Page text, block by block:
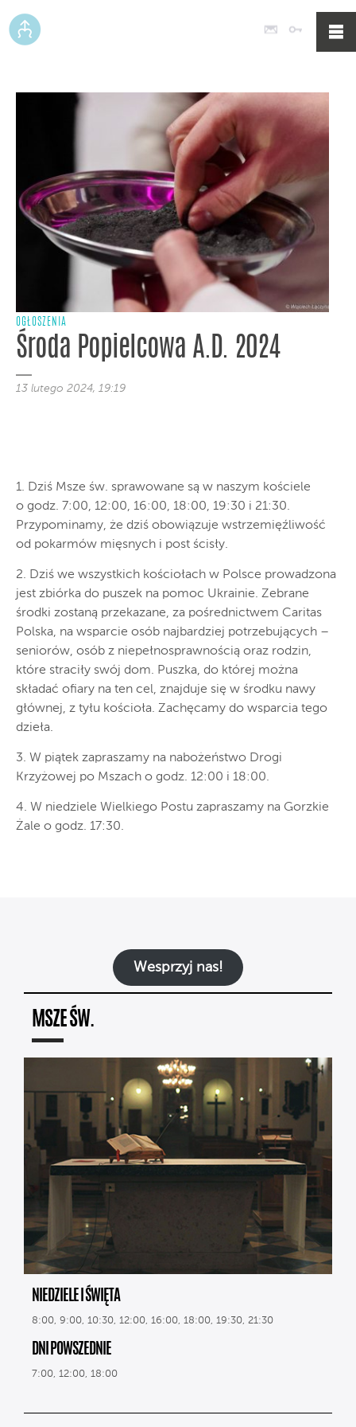
Poczta
OGŁOSZENIA
Środa Popielcowa A.D. 2024
13 lutego 2024, 19:19
1. Dziś Msze św. sprawowane są w naszym kościele
o godz. 7:00, 12:00, 16:00, 18:00, 19:30 i 21:30.
Przypominamy, że dziś obowiązuje wstrzemięźliwość
od pokarmów mięsnych i post ścisły.
2. Dziś we wszystkich kościołach w Polsce prowadzona
jest zbiórka do puszek na pomoc Ukrainie. Zebrane
środki zostaną przekazane, za pośrednictwem Caritas
Polska, na wsparcie osób najbardziej potrzebujących –
seniorów, osób z niepełnosprawnością oraz rodzin,
które straciły swój dom. Puszka, do której można
składać ofiary na ten cel, znajduje się w środku nawy
głównej, z tyłu kościoła. Zachęcamy do wsparcia tego
dzieła.
3. W piątek zapraszamy na nabożeństwo Drogi
Krzyżowej po Mszach o godz. 12:00 i 18:00.
4. W niedziele Wielkiego Postu zapraszamy na Gorzkie
Żale o godz. 17:30.
Wesprzyj nas!
MSZE ŚW.
NIEDZIELE I ŚWIĘTA
8:00, 9:00, 10:30, 12:00, 16:00, 18:00, 19:30, 21:30
DNI POWSZEDNIE
7:00, 12:00, 18:00